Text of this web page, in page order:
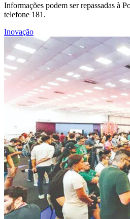
Informações podem ser repassadas à
telefone 181.
Inovação